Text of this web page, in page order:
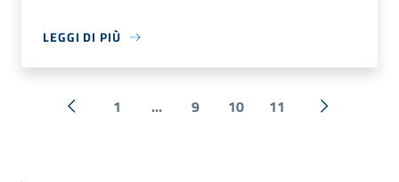
LEGGI DI PIÙ
« Precedente
1 ... 9 10 11 Successiva